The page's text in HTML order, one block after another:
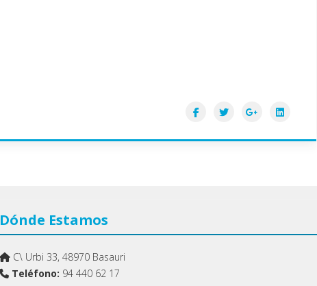
Dónde Estamos
C\ Urbi 33, 48970 Basauri
Teléfono: 94 440 62 17